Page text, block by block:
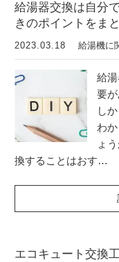
給湯器交換は自分
きのポイントをま
2023.03.18 給湯機に
給
要
し
わ
ょ
換することはおす…
エコキュート交換